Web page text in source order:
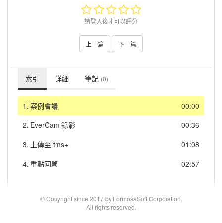
請登入後才可以評分
上一篇 下一篇
索引 詳細 筆記 (0)
00:00
1. 案例會議
00:36
2. EverCam 錄影
01:08
3. 上傳至 tms+
02:57
4. 重點回顧
© Copyright since 2017 by FormosaSoft Corporation.
All rights reserved.